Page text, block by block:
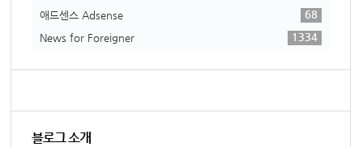
애드센스 Adsense
68
News for Foreigner
1334
블로그 소개